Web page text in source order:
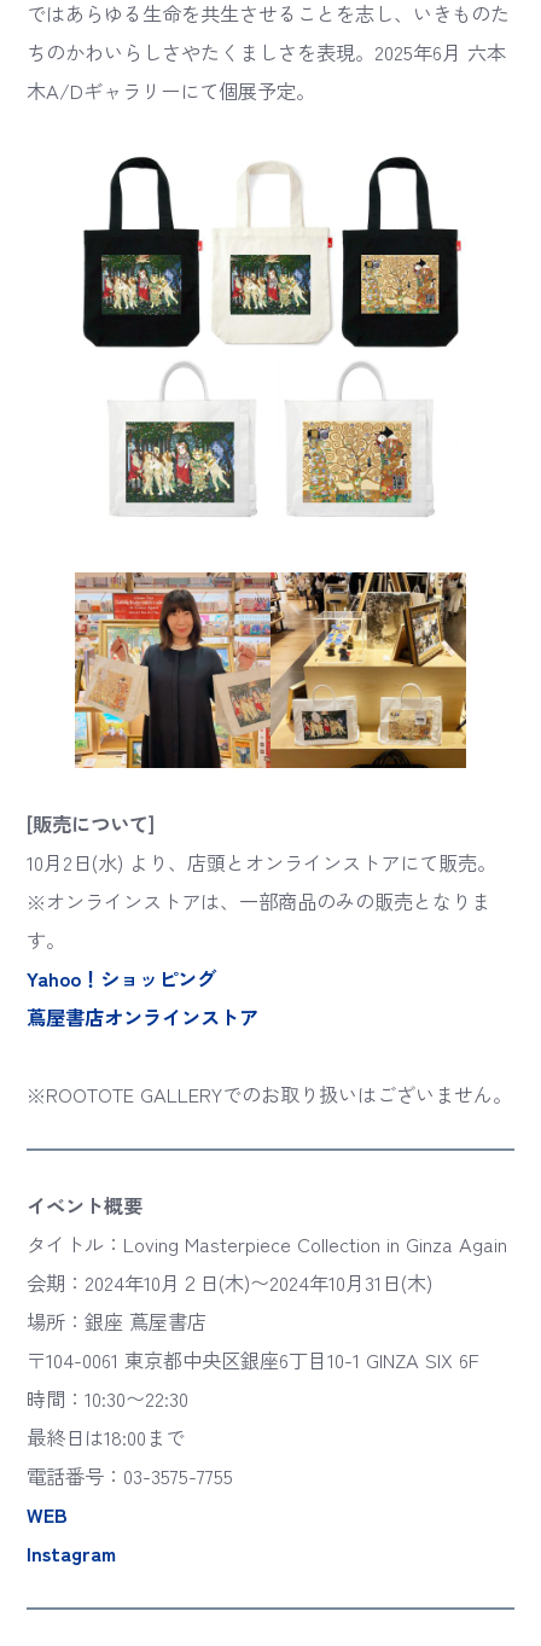
ではあらゆる生命を共生させることを志し、いきものた
ちのかわいらしさやたくましさを表現。2025年6月 六本
木A/Dギャラリーにて個展予定。
[販売について]
10月2日(水) より、店頭とオンラインストアにて販売。
※オンラインストアは、一部商品のみの販売となりま
す。
Yahoo！ショッピング
蔦屋書店オンラインストア
※ROOTOTE GALLERYでのお取り扱いはございません。
イベント概要
タイトル：Loving Masterpiece Collection in Ginza Again
会期：2024年10月２日(木)〜2024年10月31日(木)
場所：銀座 蔦屋書店
〒104-0061 東京都中央区銀座6丁目10-1 GINZA SIX 6F
時間：10:30〜22:30
最終日は18:00まで
電話番号：03-3575-7755
WEB
Instagram